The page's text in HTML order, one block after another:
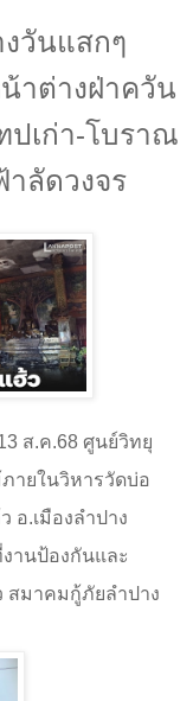
วันแสกๆ
าต่างฝ่าควัน
เก่า-โบราณ
ลัดวงจร
ส.ค.68 ศูนย์วิทยุ
ภายในวิหารวัดบ่อ
อ.เมืองลำปาง
านป้องกันและ
สมาคมกู้ภัยลำปาง